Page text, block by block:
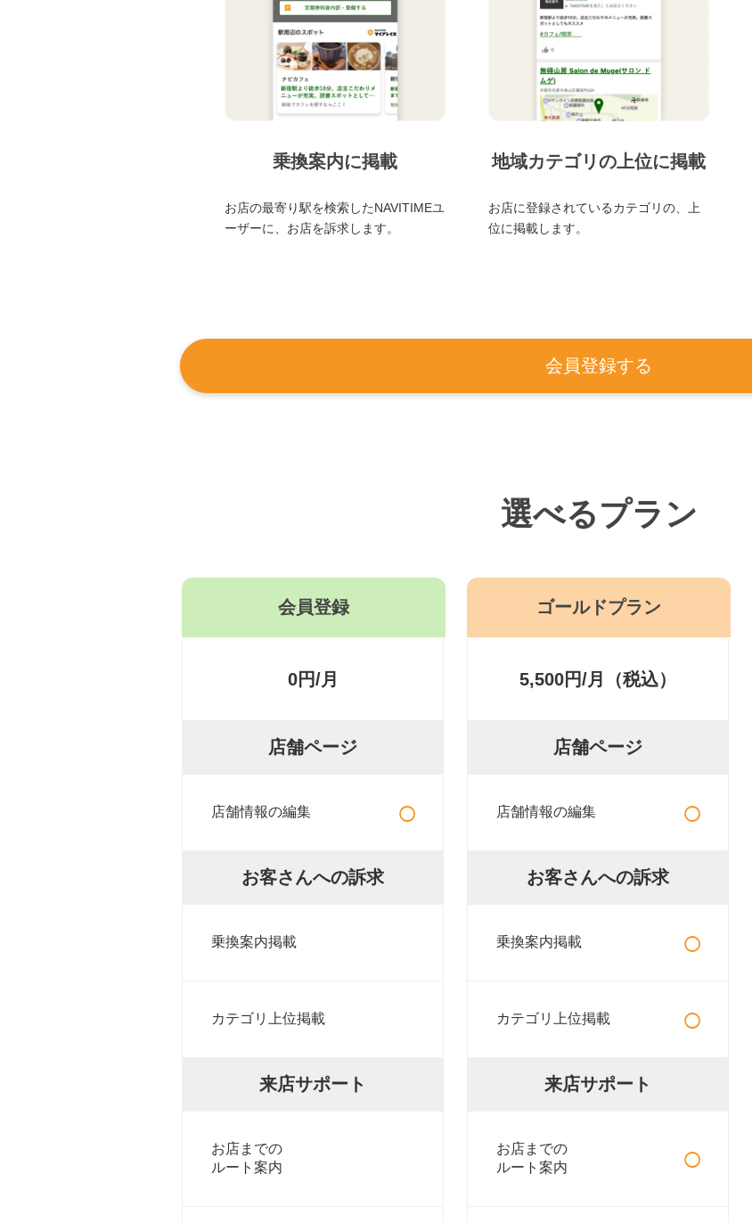
乗換案内に掲載
お店の最寄り駅を検索したNAVITIMEユ
ーザーに、お店を訴求します。
地域カテゴリの上位に掲載
お店に登録されているカテゴリの、上
位に掲載します。
会員登録する
選べるプラン
会員登録
0円/月
店舗ページ
店舗情報の編集 ○
お客さんへの訴求
乗換案内掲載
カテゴリ上位掲載
来店サポート
お店までの
ルート案内
ゴールドプラン
5,500円/月（税込）
店舗ページ
店舗情報の編集 ○
お客さんへの訴求
乗換案内掲載 ○
カテゴリ上位掲載 ○
来店サポート
お店までの
ルート案内
○